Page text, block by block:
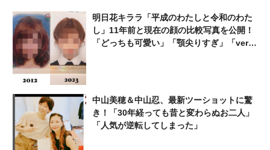
明日花キララ「平成のわたしと令和のわた
し」11年前と現在の顔の比較写真を公開！
「どっちも可愛い」「顎尖りすぎ」「ver.
中山美穂＆中山忍、最新ツーショットに驚
き！「30年経っても昔と変わらぬお二人」
「人気が逆転してしまった」